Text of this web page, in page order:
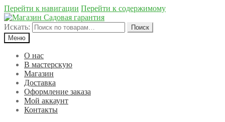
Перейти к навигации Перейти к содержимому
Искать:
Поиск
Меню
О нас
В мастерскую
Магазин
Доставка
Оформление заказа
Мой аккаунт
Контакты